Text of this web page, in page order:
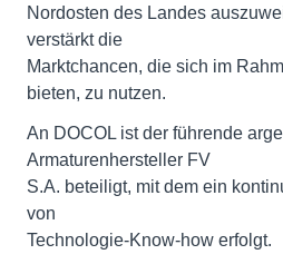
Nordosten des Landes
verstärkt die
Marktchancen, die sich im
bieten, zu nutzen.
An DOCOL ist der führende
Armaturenhersteller FV
S.A. beteiligt, mit dem ein
von
Technologie-Know-how erfolgt.